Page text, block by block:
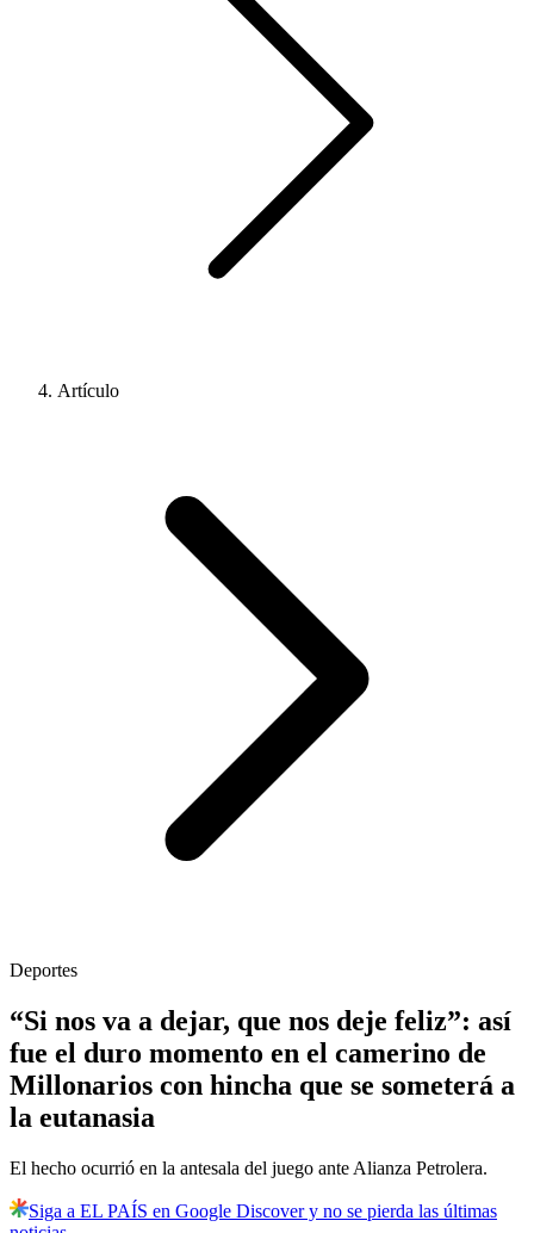
Artículo
Deportes
“Si nos va a dejar, que nos deje feliz”: así
fue el duro momento en el camerino de
Millonarios con hincha que se someterá a
la eutanasia
El hecho ocurrió en la antesala del juego ante Alianza Petrolera.
Siga a EL PAÍS en Google Discover y no se pierda las últimas